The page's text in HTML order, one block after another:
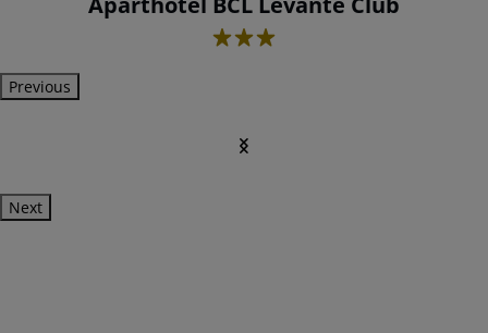
3
Previous
Next